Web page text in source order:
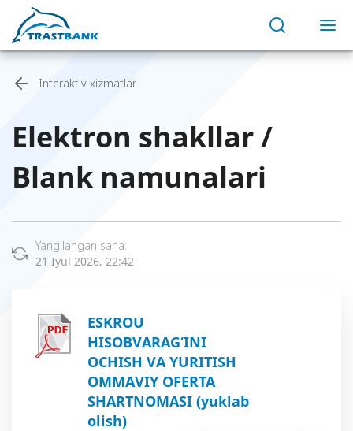
Interaktiv xizmatlar
Elektron shakllar /
Blank namunalari
Yangilangan sana:
21 Iyul 2026, 22:42
ESKROU
HISOBVARAG‘INI
OCHISH VA YURITISH
OMMAVIY OFERTA
SHARTNOMASI (yuklab
olish)